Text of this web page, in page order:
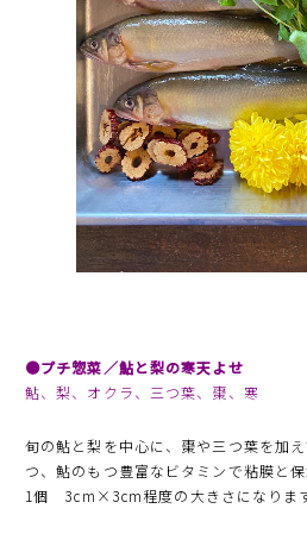
●プチ惣菜／鮎と梨の寒天よせ
鮎、梨、オクラ、三つ葉、棗、寒
旬の鮎と梨を中心に、棗や三つ葉を加
つ、鮎のもつ豊富なビタミンで粘膜と保
1個 3cm×3cm程度の大きさになります